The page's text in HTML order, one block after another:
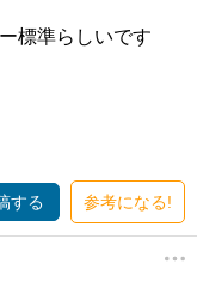
標準らしいです
する 参考になる!